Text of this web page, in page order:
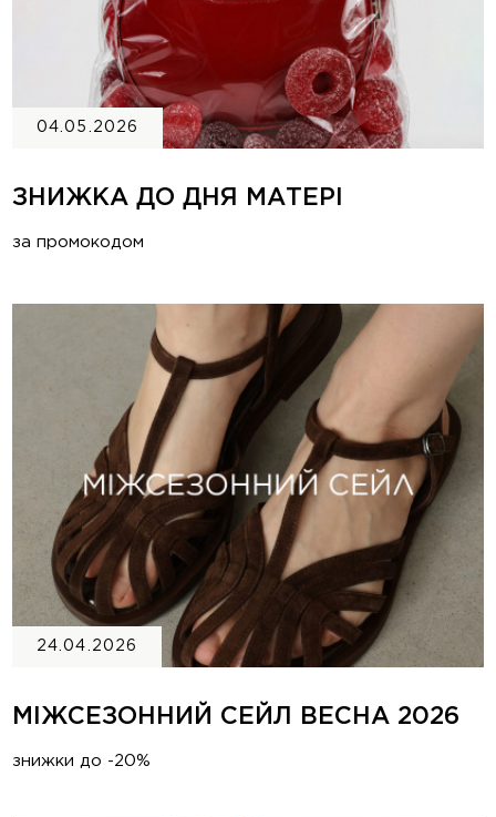
04.05.2026
ЗНИЖКА ДО ДНЯ МАТЕРІ
за промокодом
24.04.2026
МІЖСЕЗОННИЙ СЕЙЛ ВЕСНА 2026
знижки до -20%